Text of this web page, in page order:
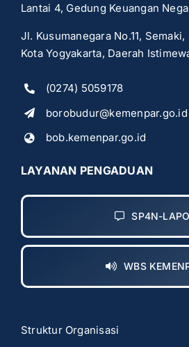
Lantai 4, Gedung Keuangan
Jl. Kusumanegara No.11,
Kota Yogyakarta, Daerah
(0274) 5059178
borobudur@kemenpar.go.id
bob.kemenpar.go.id
LAYANAN PENGADUAN
SP4N-
WBS
Struktur Organisasi